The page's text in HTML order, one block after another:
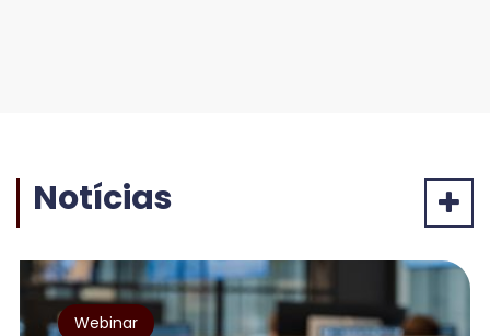
Notícias
Webinar